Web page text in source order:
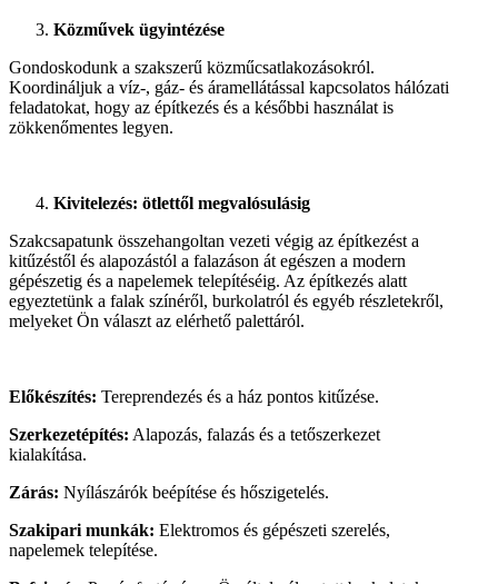
Közművek ügyintézése
Gondoskodunk a szakszerű közműcsatlakozásokról.
Koordináljuk a víz-, gáz- és áramellátással kapcsolatos hálózati
feladatokat, hogy az építkezés és a későbbi használat is
zökkenőmentes legyen.
Kivitelezés: ötlettől megvalósulásig
Szakcsapatunk összehangoltan vezeti végig az építkezést a
kitűzéstől és alapozástól a falazáson át egészen a modern
gépészetig és a napelemek telepítéséig. Az építkezés alatt
egyeztetünk a falak színéről, burkolatról és egyéb részletekről,
melyeket Ön választ az elérhető palettáról.
Előkészítés: Tereprendezés és a ház pontos kitűzése.
Szerkezetépítés: Alapozás, falazás és a tetőszerkezet
kialakítása.
Zárás: Nyílászárók beépítése és hőszigetelés.
Szakipari munkák: Elektromos és gépészeti szerelés,
napelemek telepítése.